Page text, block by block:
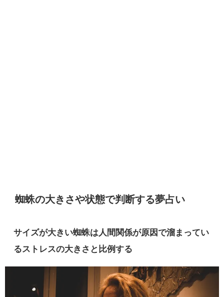
蜘蛛の大きさや状態で判断する夢占い
サイズが大きい蜘蛛は人間関係が原因で溜まってい
るストレスの大きさと比例する